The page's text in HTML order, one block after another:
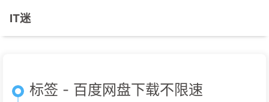
IT迷
标签 - 百度网盘下载不限速